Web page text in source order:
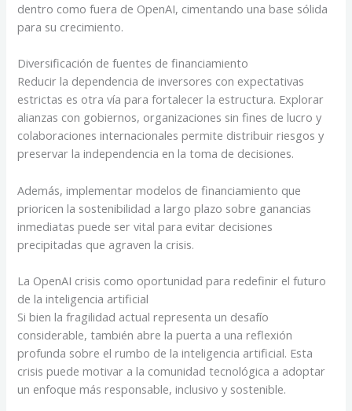
dentro como fuera de OpenAI, cimentando una base sólida
para su crecimiento.
Diversificación de fuentes de financiamiento
Reducir la dependencia de inversores con expectativas
estrictas es otra vía para fortalecer la estructura. Explorar
alianzas con gobiernos, organizaciones sin fines de lucro y
colaboraciones internacionales permite distribuir riesgos y
preservar la independencia en la toma de decisiones.
Además, implementar modelos de financiamiento que
prioricen la sostenibilidad a largo plazo sobre ganancias
inmediatas puede ser vital para evitar decisiones
precipitadas que agraven la crisis.
La OpenAI crisis como oportunidad para redefinir el futuro
de la inteligencia artificial
Si bien la fragilidad actual representa un desafío
considerable, también abre la puerta a una reflexión
profunda sobre el rumbo de la inteligencia artificial. Esta
crisis puede motivar a la comunidad tecnológica a adoptar
un enfoque más responsable, inclusivo y sostenible.